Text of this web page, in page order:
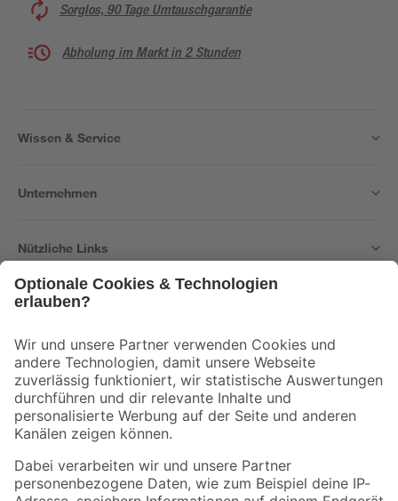
Sorglos, 90 Tage Umtauschgarantie
Abholung im Markt in 2 Stunden
Wissen & Service
Unternehmen
Nützliche Links
Der toom Newsletter: Keine Angebote und Aktionen mehr verpassen!
Zur Newsletter Anmeldung
Folge uns